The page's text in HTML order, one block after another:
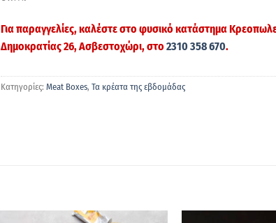
Για παραγγελίες, καλέστε στο φυσικό κατάστημα
Δημοκρατίας 26, Ασβεστοχώρι, στο 2310 358 670.
Κατηγορίες: Meat Boxes, Τα κρέατα της εβδομάδας